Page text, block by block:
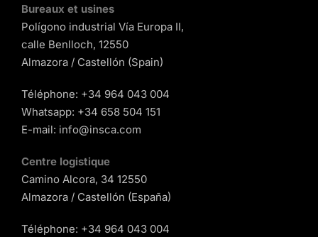
Bureaux et usines
Polígono industrial Vía Europa II,
calle Benlloch, 12550
Almazora / Castellón (Spain)
Téléphone: +34 964 043 004
Whatsapp: +34 658 504 151
E-mail: info@insca.com
Centre logistique
Camino Alcora, 34 12550
Almazora / Castellón (España)
Téléphone: +34 964 043 004